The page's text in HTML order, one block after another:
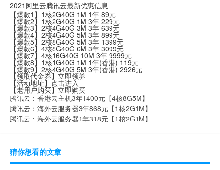
2021阿里云腾讯云最新优惠信息
【爆款1】1核2G40G 1M 1年 89元
【爆款2】1核2G40G 1M 3年 229元
【爆款3】2核4G40G 3M 3年 639元
【爆款4】2核4G40G 5M 3年 899元
【爆款5】2核8G40G 5M 3年 1399元
【爆款6】4核8G40G 6M 3年 3099元
【爆款7】4核16G40G 10M 3年 9999元
【爆款8】1核1G40G 1M 1年(香港) 119元
【爆款9】2核4G40G 5M 3年(香港) 2926元
【领取代金券】 立即领券
【活动地址】 点击进入
【老用户购买】立即购买
腾讯云： 香港云主机3年1400元【4核8G5M】
腾讯云： 海外云服务器3年868元【1核2G1M】
腾讯云： 海外云服务器1年318元【1核2G1M】
猜你想看的文章